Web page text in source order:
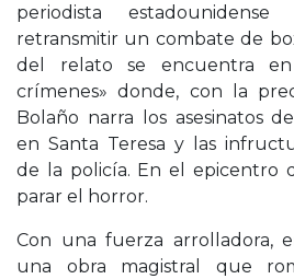
periodista
retransmitir un combate de
del relato se encuentra
crímenes» donde, con la
Bolaño narra los asesinatos
en Santa Teresa y las
de la policía. En el epicentro
parar el horror.
Con una fuerza arrolladora,
una obra magistral que